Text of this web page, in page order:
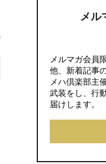
メル
メルマガ会員
他、新着記事
メハ倶楽部主
武装をし、行
届けします。